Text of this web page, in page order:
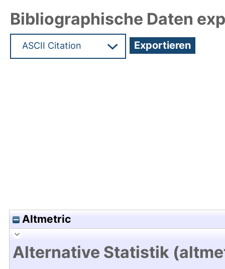
Bibliographische Daten
Altmetric
Alternative Statistik